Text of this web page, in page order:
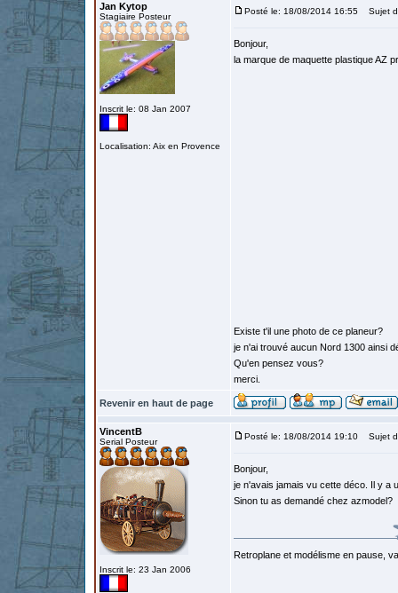
Jan Kytop
Stagiaire Posteur
Inscrit le: 08 Jan 2007
Localisation: Aix en Provence
Posté le: 18/08/2014 16:55 Sujet
Bonjour,
la marque de maquette plastique AZ
Existe t'il une photo de ce planeur?
je n'ai trouvé aucun Nord 1300 ainsi
Qu'en pensez vous?
merci.
Revenir en haut de page
VincentB
Serial Posteur
Inscrit le: 23 Jan 2006
Posté le: 18/08/2014 19:10 Sujet
Bonjour,
je n'avais jamais vu cette déco. Il y a
Sinon tu as demandé chez azmodel?
Retroplane et modélisme en pause,